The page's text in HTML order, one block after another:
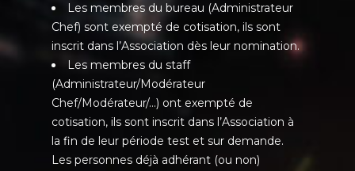
Les membres du bureau (Administrateur
Chef) sont exempté de cotisation, ils sont
inscrit dans l’Association dès leur nomination.
Les membres du staff
(Administrateur/Modérateur
Chef/Modérateur/…) ont exempté de
cotisation, ils sont inscrit dans l’Association à
la fin de leur période test et sur demande.
Les personnes déjà adhérant (ou non)